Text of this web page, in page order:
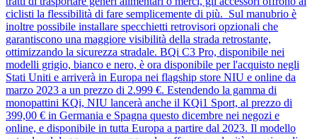
ciclisti la flessibilità di fare semplicemente di più. Sul manubrio è
inoltre possibile installare specchietti retrovisori opzionali che
garantiscono una maggiore visibilità della strada retrostante,
ottimizzando la sicurezza stradale. BQi C3 Pro, disponibile nei
modelli grigio, bianco e nero, è ora disponibile per l'acquisto negli
Stati Uniti e arriverà in Europa nei flagship store NIU e online da
marzo 2023 a un prezzo di 2.999 €. Estendendo la gamma di
monopattini KQi, NIU lancerà anche il KQi1 Sport, al prezzo di
399,00 € in Germania e Spagna questo dicembre nei negozi e
online, e disponibile in tutta Europa a partire dal 2023. Il modello